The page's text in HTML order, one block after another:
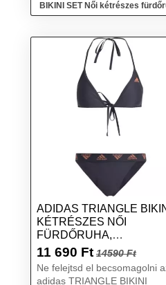
BIKINI SET Női kétrészes
mix, méret
ADIDAS TRIANGLE
KÉTRÉSZES NŐI
FÜRDŐRUHA,
SÖTÉTSZÜRKE, MÉRET
11 690 Ft 14590 Ft
Ne felejtsd el becsomagolni
adidas TRIANGLE BIKINI